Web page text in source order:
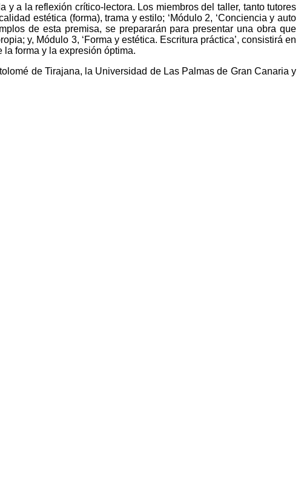
y a la reflexión crítico-lectora. Los miembros del taller, tanto tutores
estética (forma), trama y estilo; ‘Módulo 2, ‘Conciencia y auto
de esta premisa, se prepararán para presentar una obra que
y, Módulo 3, ‘Forma y estética. Escritura práctica’, consistirá en
forma y la expresión óptima.
de Tirajana, la Universidad de Las Palmas de Gran Canaria y